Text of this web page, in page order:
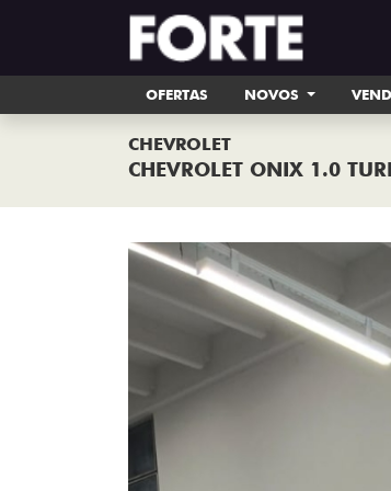
OFERTAS NOVOS
CHEVROLET
CHEVROLET ONIX 1.0